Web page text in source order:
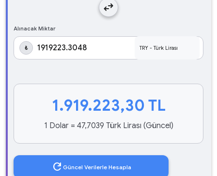
swap_horiz
Alınacak Miktar
₺
1.919.223,30 TL
1 Dolar = 47,7039 Türk Lirası (Güncel)
refresh Güncel Verilerle Hesapla